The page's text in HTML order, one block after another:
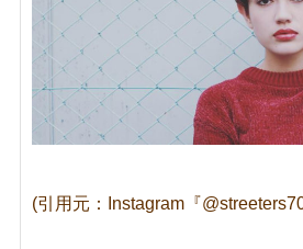
(引用元：Instagram『